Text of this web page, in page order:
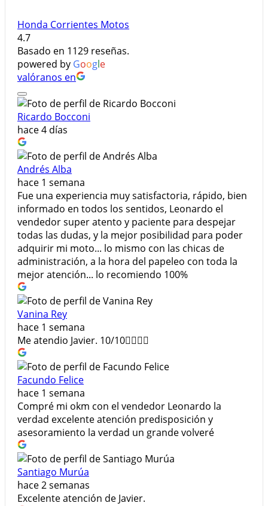
Honda Corrientes Motos
4.7
Basado en 1129 reseñas.
powered by Google
valóranos en
Ricardo Bocconi
hace 4 días
Andrés Alba
hace 1 semana
Fue una experiencia muy satisfactoria, rápido, bien
informado en todos los sentidos, Leonardo el
vendedor super atento y paciente para despejar
todas las dudas, y la mejor posibilidad para poder
adquirir mi moto... lo mismo con las chicas de
administración, a la hora del papeleo con toda la
mejor atención... lo recomiendo 100%
Vanina Rey
hace 1 semana
Me atendio Javier. 10/10👍🏻👍🏻
Facundo Felice
hace 1 semana
Compré mi okm con el vendedor Leonardo la
verdad excelente atención predisposición y
asesoramiento la verdad un grande volveré
Santiago Murúa
hace 2 semanas
Excelente atención de Javier.